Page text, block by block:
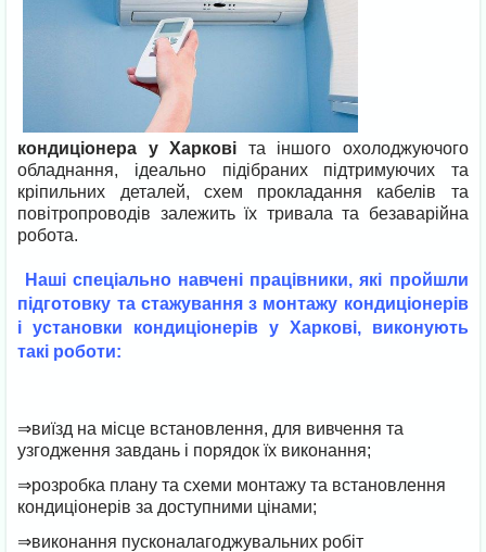
кондиціонера у Харкові та іншого охолоджуючого
обладнання, ідеально підібраних підтримуючих та
кріпильних деталей, схем прокладання кабелів та
повітропроводів залежить їх тривала та безаварійна
робота.
Наші спеціально навчені працівники, які пройшли
підготовку та стажування з монтажу кондиціонерів
і установки кондиціонерів у Харкові, виконують
такі роботи:
⇒виїзд на місце встановлення, для вивчення та
узгодження завдань і порядок їх виконання;
⇒розробка плану та схеми монтажу та встановлення
кондиціонерів за доступними цінами;
⇒виконання пусконалагоджувальних робіт